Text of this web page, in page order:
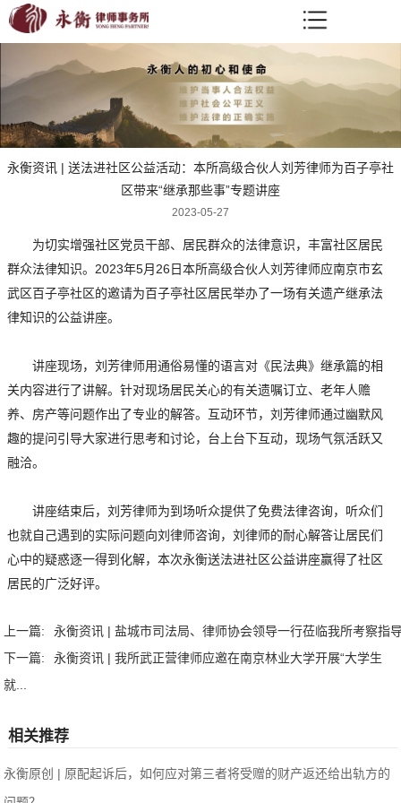
永衡资讯 | 送法进社区公益活动：本所高级合伙人刘芳律师为百子亭社
区带来“继承那些事”专题讲座
2023-05-27
为切实增强社区党员干部、居民群众的法律意识，丰富社区居民
群众法律知识。2023年5月26日本所高级合伙人刘芳律师应南京市玄
武区百子亭社区的邀请为百子亭社区居民举办了一场有关遗产继承法
律知识的公益讲座。
讲座现场，刘芳律师用通俗易懂的语言对《民法典》继承篇的相
关内容进行了讲解。针对现场居民关心的有关遗嘱订立、老年人赡
养、房产等问题作出了专业的解答。互动环节，刘芳律师通过幽默风
趣的提问引导大家进行思考和讨论，台上台下互动，现场气氛活跃又
融洽。
讲座结束后，刘芳律师为到场听众提供了免费法律咨询，听众们
也就自己遇到的实际问题向刘律师咨询，刘律师的耐心解答让居民们
心中的疑惑逐一得到化解，本次永衡送法进社区公益讲座赢得了社区
居民的广泛好评。
上一篇:
永衡资讯 | 盐城市司法局、律师协会领导一行莅临我所考察指
下一篇:
永衡资讯 | 我所武正营律师应邀在南京林业大学开展“大学生
就...
相关推荐
永衡原创 | 原配起诉后，如何应对第三者将受赠的财产返还给出轨方的